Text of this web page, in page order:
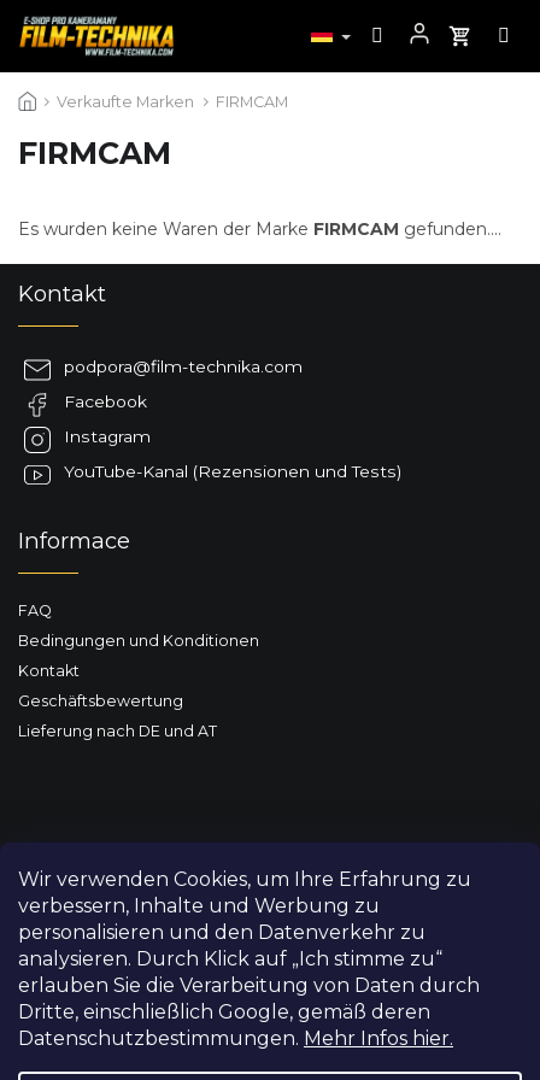
Wir verwenden Cookies, um Ihre Erfahrung zu
verbessern, Inhalte und Werbung zu
personalisieren und den Datenverkehr zu
analysieren. Durch Klick auf „Ich stimme zu“
erlauben Sie die Verarbeitung von Daten durch
Dritte, einschließlich Google, gemäß deren
Datenschutzbestimmungen. Mehr Infos hier.
Inhalt Verkaufte Marken FIRMCAM
FIRMCAM
Es wurden keine Waren der Marke FIRMCAM gefunden....
Kontakt
podpora@film-technika.com
Facebook
Instagram
YouTube-Kanal (Rezensionen und Tests)
Informace
FAQ
Bedingungen und Konditionen
Kontakt
Geschäftsbewertung
Lieferung nach DE und AT
Copyright 2026FILM-TECHNIKA. Alle Rechte vorbehalten.